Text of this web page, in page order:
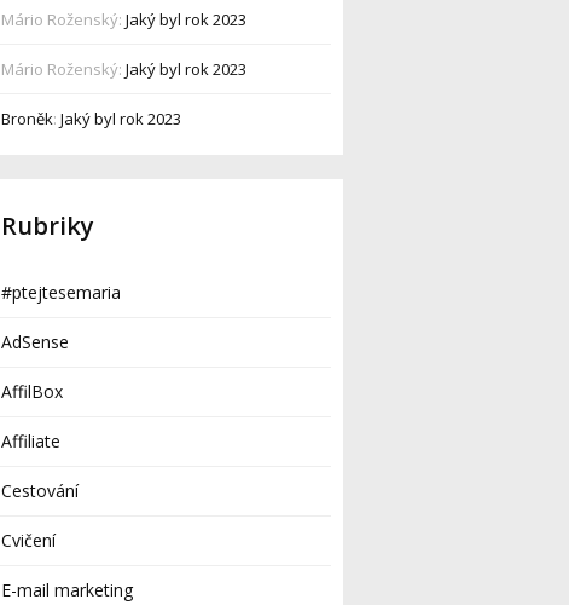
Mário Roženský:Jaký byl rok 2023
Mário Roženský:Jaký byl rok 2023
Broněk:Jaký byl rok 2023
Rubriky
#ptejtesemaria
AdSense
AffilBox
Affiliate
Cestování
Cvičení
E-mail marketing